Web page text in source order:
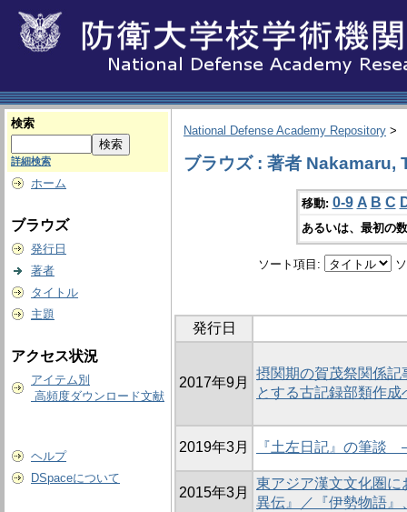
検索
詳細検索
ホーム
ブラウズ
発行日
著者
タイトル
主題
アクセス状況
アイテム別
高頻度ダウンロード文献
ヘルプ
DSpaceについて
National Defense Academy Repository >
ブラウズ : 著者 Nakamaru,
移動: 0-9 A B C
あるいは、最初の
ソート項目:
発行日
2017年9月
摂関期の賀茂祭関係
とする古記録部類作
2019年3月 『土左日記』の筆談
2015年3月
東アジア漢文文化圏
異伝』／『伊勢物語